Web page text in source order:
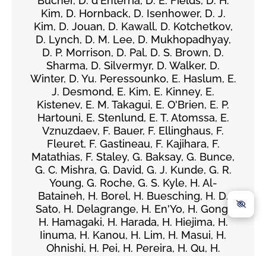
Kim, D. Hornback, D. Isenhower, D. J.
Kim, D. Jouan, D. Kawall, D. Kotchetkov,
D. Lynch, D. M. Lee, D. Mukhopadhyay,
D. P. Morrison, D. Pal, D. S. Brown, D.
Sharma, D. Silvermyr, D. Walker, D.
Winter, D. Yu. Peressounko, E. Haslum, E.
J. Desmond, E. Kim, E. Kinney, E.
Kistenev, E. M. Takagui, E. O'Brien, E. P.
Hartouni, E. Stenlund, E. T. Atomssa, E.
Vznuzdaev, F. Bauer, F. Ellinghaus, F.
Fleuret, F. Gastineau, F. Kajihara, F.
Matathias, F. Staley, G. Baksay, G. Bunce,
G. C. Mishra, G. David, G. J. Kunde, G. R.
Young, G. Roche, G. S. Kyle, H. Al-
Bataineh, H. Borel, H. Buesching, H. D.
Sato, H. Delagrange, H. En'Yo, H. Gong,
H. Hamagaki, H. Harada, H. Hiejima, H.
Iinuma, H. Kanou, H. Lim, H. Masui, H.
Ohnishi, H. Pei, H. Pereira, H. Qu, H.